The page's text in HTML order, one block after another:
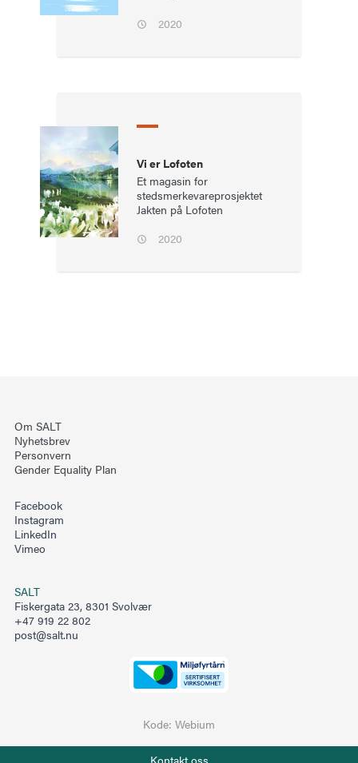
2020
Vi er Lofoten
Et magasin for
stedsmerkevareprosjektet
Jakten på Lofoten
2020
Om SALT
Nyhetsbrev
Personvern
Gender Equality Plan
Facebook
Instagram
LinkedIn
Vimeo
SALT
Fiskergata 23, 8301 Svolvær
+47 919 22 802
post@salt.nu
Kode: Webium